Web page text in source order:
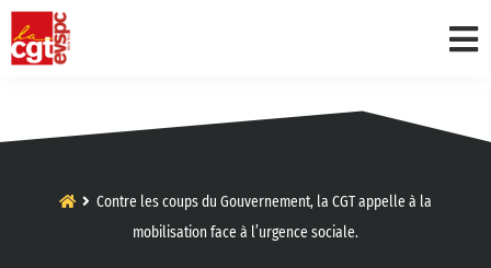
Contre les coups du Gouvernement, la CGT appelle à la
mobilisation face à l’urgence sociale.